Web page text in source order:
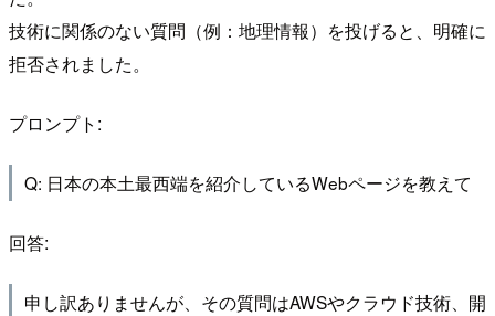
技術に関係のない質問（例：地理情報）を投げると、明確に
拒否されました。
プロンプト:
Q: 日本の本土最西端を紹介しているWebページを教えて
回答:
申し訳ありませんが、その質問はAWSやクラウド技術、開